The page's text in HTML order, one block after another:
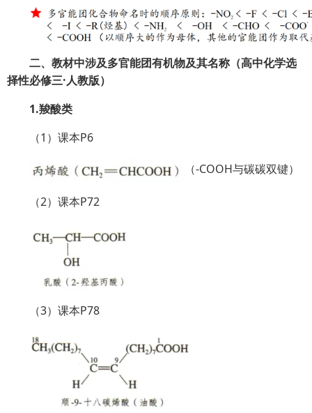
二、教材中涉及多官能团有机物及其名称（高中化学选
择性必修三·人教版）
1.羧酸类
（1）课本P6
（-COOH与碳碳双键）
（2）课本P72
（3）课本P78